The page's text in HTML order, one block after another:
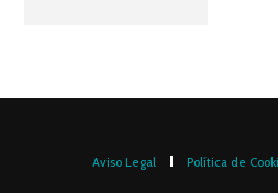
Aviso Legal Política de